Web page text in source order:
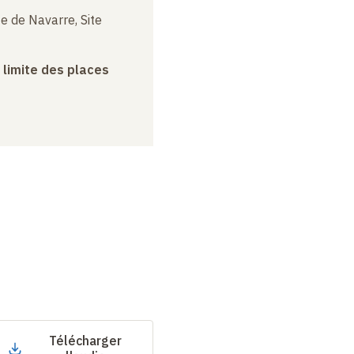
de Navarre, Site
limite des places
Télécharger